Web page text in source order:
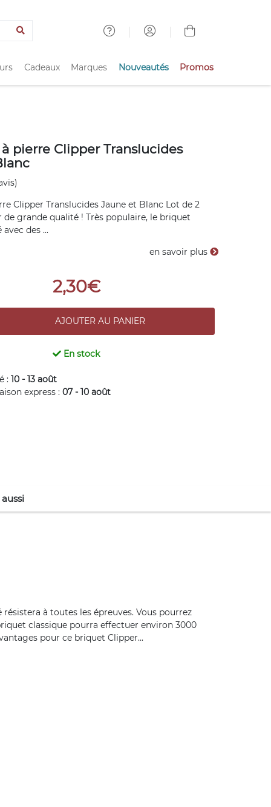
Cadeaux Marques Nouveautés Promos
pierre Clipper Translucides
Clipper Translucides Jaune et Blanc Lot de 2
de grande qualité ! Très populaire, le briquet
des ...
en savoir plus
2,30€
En stock
:10 - 13 août
express :07 - 10 août
à toutes les épreuves. Vous pourrez
classique pourra effectuer environ 3000
pour ce briquet Clipper...